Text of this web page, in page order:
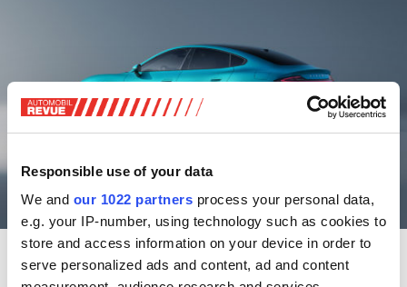
Responsible use of your data
We and our 1022 partners process your personal data,
e.g. your IP-number, using technology such as cookies to
store and access information on your device in order to
serve personalized ads and content, ad and content
Die Limousine soll gegen Taycan und das Model S von Tesla antreten - Xiaomi